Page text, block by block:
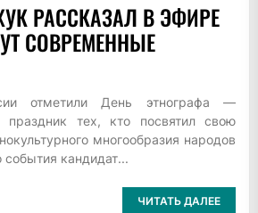
РАССКАЗАЛ В ЭФИРЕ
СОВРЕМЕННЫЕ
отметили День этнографа —
праздник тех, кто посвятил свою
многообразия народов
события кандидат...
ЧИТАТЬ ДАЛЕЕ